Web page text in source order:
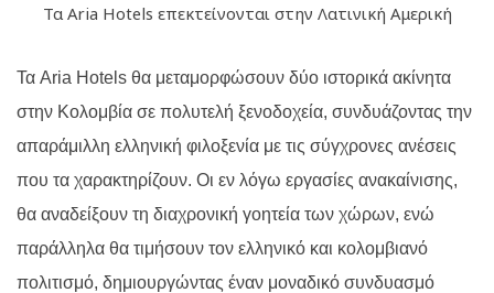
Τα Aria Hotels επεκτείνονται στην Λατινική Αμερική
Τα Aria Hotels θα μεταμορφώσουν δύο ιστορικά ακίνητα
στην Κολομβία σε πολυτελή ξενοδοχεία, συνδυάζοντας την
απαράμιλλη ελληνική φιλοξενία με τις σύγχρονες ανέσεις
που τα χαρακτηρίζουν. Οι εν λόγω εργασίες ανακαίνισης,
θα αναδείξουν τη διαχρονική γοητεία των χώρων, ενώ
παράλληλα θα τιμήσουν τον ελληνικό και κολομβιανό
πολιτισμό, δημιουργώντας έναν μοναδικό συνδυασμό